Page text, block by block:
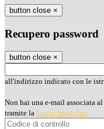
button close ×
Recupero password
button close ×
all'indirizzo indicato con le
Non hai una e-mail associata
tramite la Login Spaggiari